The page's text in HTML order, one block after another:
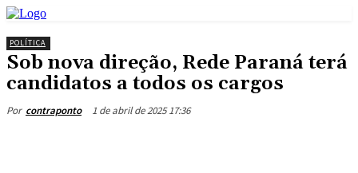
POLÍTICA
Sob nova direção, Rede Paraná terá
candidatos a todos os cargos
Por contraponto 1 de abril de 2025 17:36